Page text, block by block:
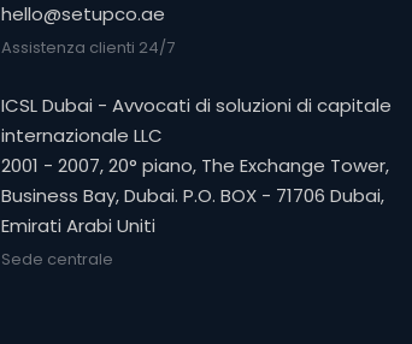
hello@setupco.ae
Assistenza clienti 24/7
ICSL Dubai - Avvocati di soluzioni di capitale
internazionale LLC
2001 - 2007, 20° piano, The Exchange Tower,
Business Bay, Dubai. P.O. BOX - 71706 Dubai,
Emirati Arabi Uniti
Sede centrale